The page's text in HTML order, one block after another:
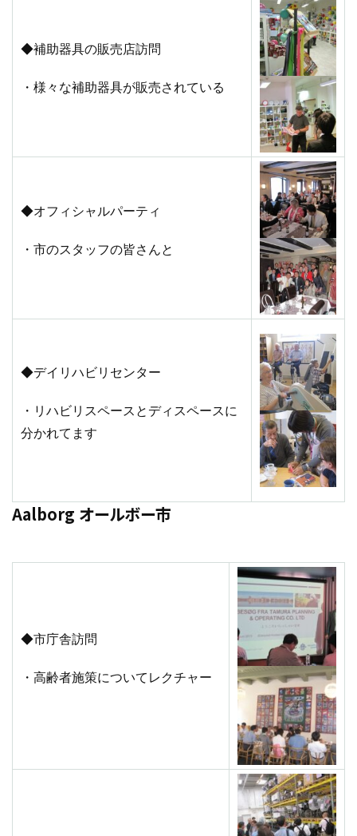
◆補助器具の販売店訪問
・様々な補助器具が販売されている
◆オフィシャルパーティ
・市のスタッフの皆さんと
◆デイリハビリセンター
・リハビリスペースとディスペースに
分かれてます
Aalborg オールボー市
◆市庁舎訪問
・高齢者施策についてレクチャー